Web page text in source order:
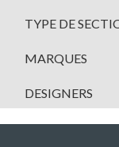
TYPE DE
MARQUES
DESIGNERS